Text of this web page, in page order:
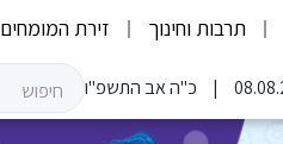
תרבות וחינוך זירת המומחים
כ"ה אב התשפ"ו